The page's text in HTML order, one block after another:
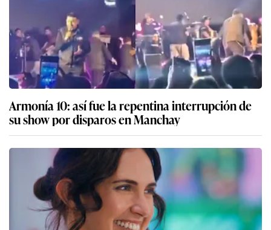
Armonía 10: así fue la repentina interrupción de
su show por disparos en Manchay